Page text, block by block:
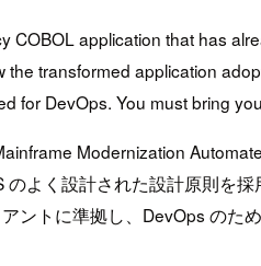
COBOL application that has
the transformed application
for DevOps. You must bring
Modernization
のよく設計された設計原則を
ントに準拠し、DevOps のた